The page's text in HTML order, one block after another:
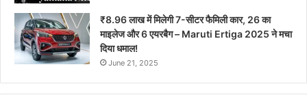
₹8.96 लाख में मिलेगी 7-सीटर फैमिली कार, 26 का
माइलेज और 6 एयरबैग – Maruti Ertiga 2025 ने मचा
दिया धमाल!
June 21, 2025